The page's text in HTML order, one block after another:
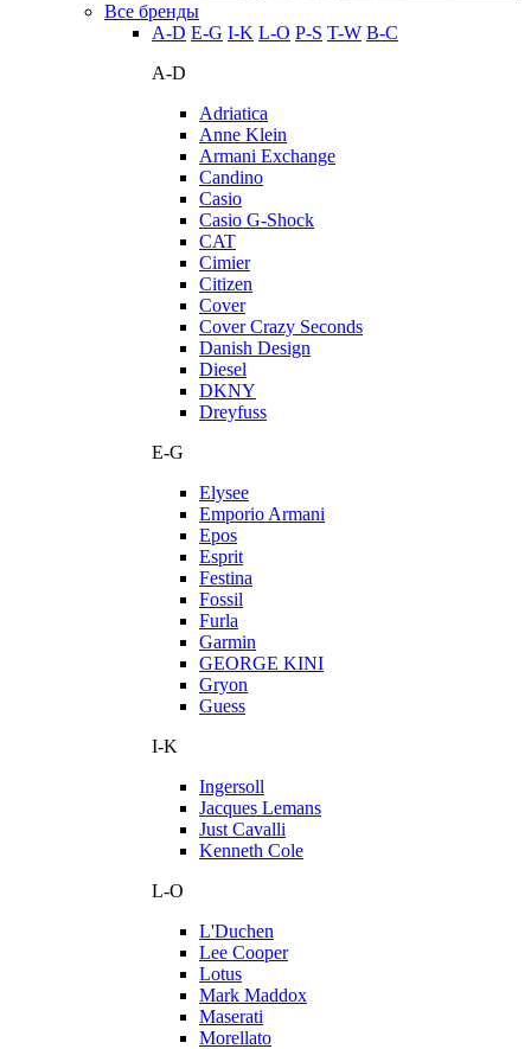
Все бренды
A-D E-G I-K L-O P-S T-W В-С
A-D
Adriatica
Anne Klein
Armani Exchange
Candino
Casio
Casio G-Shock
CAT
Cimier
Citizen
Cover
Cover Crazy Seconds
Danish Design
Diesel
DKNY
Dreyfuss
E-G
Elysee
Emporio Armani
Epos
Esprit
Festina
Fossil
Furla
Garmin
GEORGE KINI
Gryon
Guess
I-K
Ingersoll
Jacques Lemans
Just Cavalli
Kenneth Cole
L-O
L'Duchen
Lee Cooper
Lotus
Mark Maddox
Maserati
Morellato